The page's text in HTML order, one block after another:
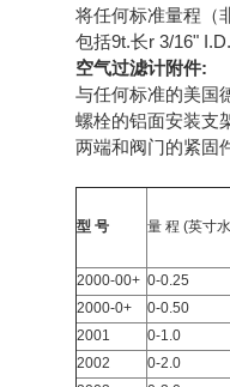
将任何标准量程（
包括9t.长r 3/16"
空气过滤计附件:
与任何标准的美国
螺栓的铝面安装支
两端和阀门的紧固
型 号 量 程 (英寸
2000-00+ 0-0.25
2000-0+
0-0.50
2001
0-1.0
2002
0-2.0